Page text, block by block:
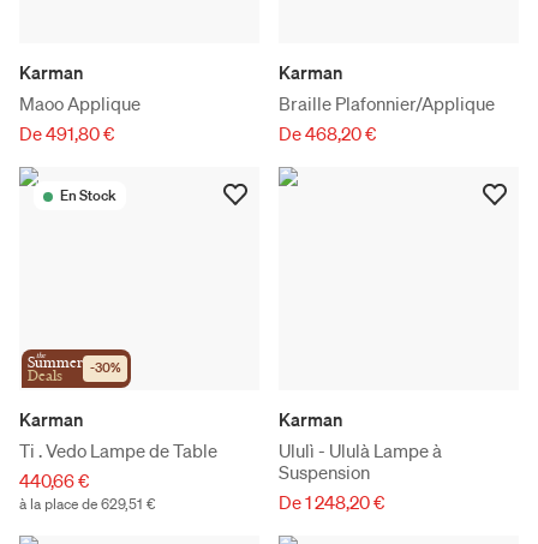
Karman
Maoo Applique
De 491,80 €
Karman
Braille Plafonnier/Applique
De 468,20 €
En Stock
the
Summer
Deals -30%
Karman
Ti . Vedo Lampe de Table
440,66 €
à la place de 629,51 €
Karman
Ululì - Ululà Lampe à
Suspension
De 1 248,20 €